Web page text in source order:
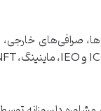
صرافی‌های خارجی،